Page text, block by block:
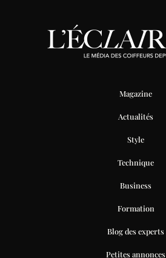
Magazine
Actualités
Style
Technique
Business
Formation
Blog des experts
Petites annonces